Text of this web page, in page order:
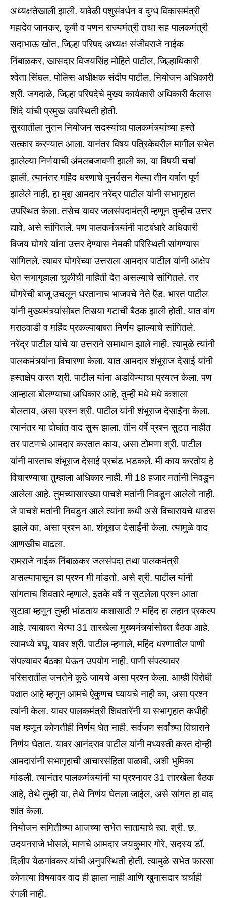
अध्यक्षतेखाली झाली. यावेळी पशुसंवर्धन व दुग्ध विकासमंत्री
महादेव जानकर, कृषी व पणन राज्यमंत्री तथा सह पालकमंत्री
सदाभाऊ खोत, जिल्हा परिषद अध्यक्ष संजीवराजे नाईक
निंबाळकर, खासदार विजयसिंह मोहिते पाटील, जिल्हाधिकारी
श्‍वेता सिंघल, पोलिस अधीक्षक संदीप पाटील, नियोजन अधिकारी
श्री. जगदाळे, जिल्हा परिषदेचे मुख्य कार्यकारी अधिकारी कैलास
शिंदे यांची प्रमुख उपस्थिती होती.
सुरवातीला नुतन नियोजन सदस्यांचा पालकमंत्र्यांच्या हस्ते
सत्कार करण्यात आला. यानंतर विषय पत्रिकेवरील मागील सभेत
झालेल्या निर्णयाची अंमलबजावणी झाली का, या विषयी चर्चा
झाली. त्यानंतर महिंद धरणाचे पुनर्वसन गेल्या तीन वर्षात पूर्ण
झालेले नाही, हा मुद्दा आमदार नरेंद्र पाटील यांनी सभागृहात
उपस्थित केला. तसेच यावर जलसंपदामंत्री म्हणून तुम्हीच उत्तर
द्यावे, असे सांगितले. पण पालकमंत्र्यांनी पाटबंधारे अधिकारी
विजय घोगरे यांना उत्तर देण्यास नेमकी परिस्थिती सांगण्यास
सांगितले. त्यावर घोगरेंच्या उत्तराला आमदार पाटील यांनी आक्षेप
घेत सभागृहाला चुकीची माहिती देत असल्याचे सांगितले. तर
घोगरेंची बाजू उचलून धरतानाच भाजपचे नेते ऍड. भारत पाटील
यांनी मुख्यमंत्र्यांसोबत तिसर्‍या गटाची बैठक झाली होती. यात वांग
मराठवाडी व महिंद प्रकल्पाबाबत निर्णय झाल्याचे सांगितले.
नरेंद्र पाटील यांचे या उत्तराने समाधान झाले नाही. त्यामुळे त्यांनी
पालकमंत्र्यांना विचारणा केला. यात आमदार शंभूराज देसाई यांनी
हस्तक्षेप करत श्री. पाटील यांना अडविण्याचा प्रयत्न केला. पण
आम्हाला बोलण्याचा अधिकार आहे, तुम्ही मधे मधे कशाला
बोलताय, असा प्रश्‍न श्री. पाटील यांनी शंभूराज देसाईंना केला.
त्यानंतर या दोघांत वाद सुरू झाला. तीन वर्षे प्रश्‍न सुटत नाहीत
तर पाटणचे आमदार करतात काय, असा टोमणा श्री. पाटील
यांनी मारताच शंभूराज देसाई प्रचंड भडकले. मी काय करतोय हे
विचारण्याचा तुम्हाला अधिकार नाही. मी 18 हजार मतांनी निवडुन
आलेला आहे. तुमच्यासारख्या पाचशे मतांनी निवडून आलेलो नाही.
जे पाचशे मतांनी निवडुन आले त्यांना कधी असे विचारायचे धाडस
झाले का, असा प्रश्‍न आ. शंभूराज देसाईंनी केला. त्यामुळे वाद
आणखीच वाढला.
रामराजे नाईक निंबाळकर जलसंपदा तथा पालकमंत्री
असल्यापासून हा प्रश्‍न मी मांडतो, असे श्री. पाटील यांनी
सांगताच शिवतारे म्हणाले, इतके वर्षे न सुटलेला प्रश्‍न आता
सुटावा म्हणून तुम्ही भांडताय कशासाठी ? महिंद हा लहान प्रकल्प
आहे. त्याबाबत येत्या 31 तारखेला मुख्यमंत्र्यांसोबत बैठक आहे.
त्यामध्ये बघू. यावर श्री. पाटील म्हणाले, महिंद धरणातील पाणी
संपल्यावर बैठका घेऊन उपयोग नाही. पाणी संपल्यावर
परिसरातील जनतेने कुठे जायचे असा प्रश्‍न केला. आम्ही विरोधी
पक्षात आहे म्हणून आमचे ऐकुणच घ्यायचे नाही का, असा प्रश्‍न
त्यांनी केला. यावर पालकमंत्री शिवतारेंनी या सभागृहात कधीही
पक्ष म्हणून कोणतीही निर्णय घेत नाही. सर्वजण सर्वांच्या विचाराने
निर्णय घेतात. यावर आनंदराव पाटील यांनी मध्यस्ती करत दोन्ही
आमदारांनी सभागृहाची आचारसंहिता पाळावी, अशी भुमिका
मांडली. त्यानंतर पालकमंत्र्यांनी या प्रश्‍नावर 31 तारखेला बैठक
आहे, तेथे तुम्ही या, तेथे निर्णय घेतला जाईल, असे सांगत हा वाद
शांत केला.
नियोजन समितीच्या आजच्या सभेत सातार्‍याचे खा. श्री. छ.
उदयनराजे भोसले, माणचे आमदार जयकुमार गोरे, सदस्य डॉ.
दिलीप येळगांवकर यांची अनुपस्थिती होती. त्यामुळे सभेत फारसा
कोणत्या विषयावर वाद ही झाला नाही आणि खुमासदार चर्चाही
रंगली नाही.